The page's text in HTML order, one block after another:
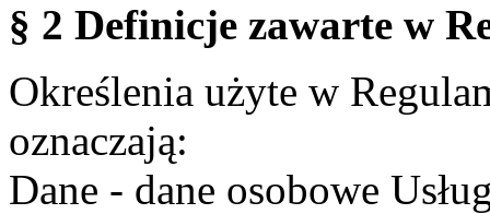
§ 2 Definicje zawarte w
Określenia użyte w
oznaczają:
Dane - dane osobowe